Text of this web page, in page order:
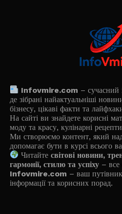
Infovmire.com – сучасний
де зібрані найактуальніші
бізнесу, цікаві факти та
На сайті ви знайдете корисні
моду та красу, кулінарні
Ми створюємо контент, який
допомагає бути в курсі всього
Читайтесвітові новини,
гармонії, стилю та успіху – все
Infovmire.com – ваш путівник
інформації та корисних порад.